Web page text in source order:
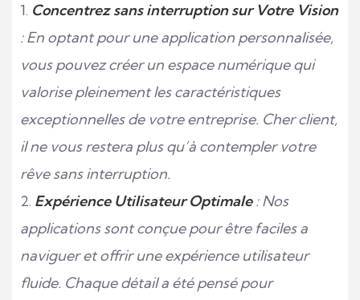
Concentrez sans interruption sur Votre Vision
: En optant pour une application personnalisée,
vous pouvez créer un espace numérique qui
valorise pleinement les caractéristiques
exceptionnelles de votre entreprise. Cher client,
il ne vous restera plus qu’à contempler votre
rêve sans interruption.
Expérience Utilisateur Optimale: Nos
applications sont conçue pour être faciles a
naviguer et offrir une expérience utilisateur
fluide. Chaque détail a été pensé pour